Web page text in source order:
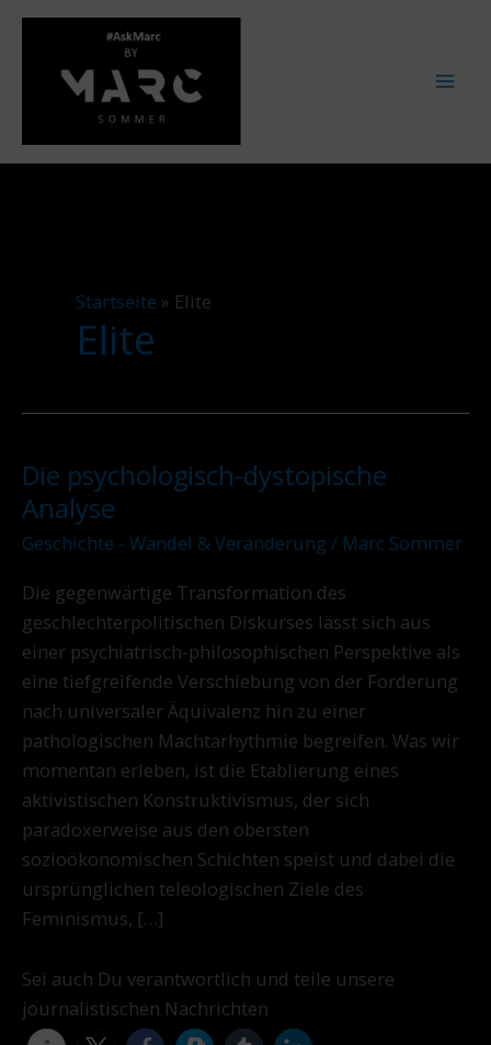
Zum
springen
Startseite » Elite
Elite
Die psychologisch-dystopische
Analyse
Geschichte - Wandel & Veränderung / Marc Sommer
Die gegenwärtige Transformation des
geschlechterpolitischen Diskurses lässt sich aus
einer psychiatrisch-philosophischen Perspektive als
eine tiefgreifende Verschiebung von der Forderung
nach universaler Äquivalenz hin zu einer
pathologischen Machtarhythmie begreifen. Was wir
momentan erleben, ist die Etablierung eines
aktivistischen Konstruktivismus, der sich
paradoxerweise aus den obersten
sozioökonomischen Schichten speist und dabei die
ursprünglichen teleologischen Ziele des
Feminismus, […]
Sei auch Du verantwortlich und teile unsere
journalistischen Nachrichten
Die
psychologisch-
dystopische